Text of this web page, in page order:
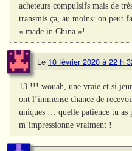
acheteurs compulsifs mais de
transmis ça, au moins: on peut
« made in China »!
Le 10 février 2020 à 22 h
13 !!! wouah, une vraie et si
ont l’immense chance de
uniques … quelle patience tu as
m’impressionne vraiment !